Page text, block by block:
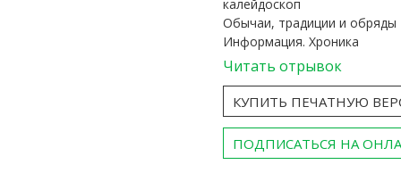
калейдоскоп
Обычаи, традиции и обряды
Информация. Хроника
Читать отрывок
КУПИТЬ ПЕЧАТНУЮ
ПОДПИСАТЬСЯ НА